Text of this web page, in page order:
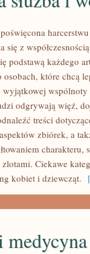
się z
podstawą każdego
które chcą
wyjątkowej
odgrywają więź,
treści
zbiórek, a
Ciekawe
kobiet i dziewcząt.